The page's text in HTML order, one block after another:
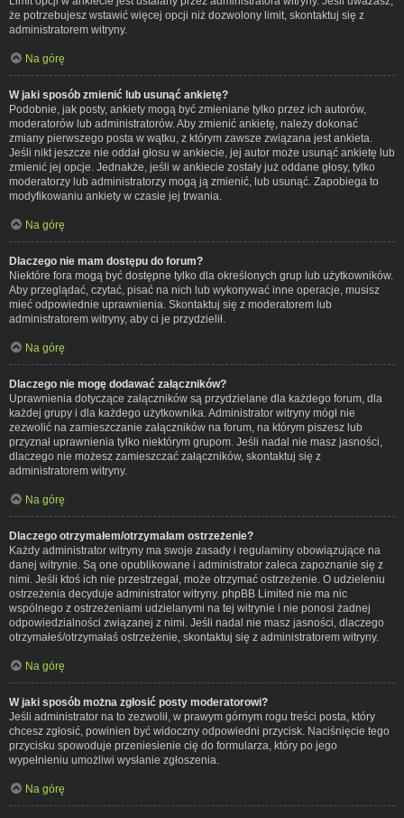
że potrzebujesz wstawić więcej opcji niż dozwolony limit, skontaktuj się z
administratorem witryny.
Na górę
W jaki sposób zmienić lub usunąć ankietę?
Podobnie, jak posty, ankiety mogą być zmieniane tylko przez ich autorów,
moderatorów lub administratorów. Aby zmienić ankietę, należy dokonać
zmiany pierwszego posta w wątku, z którym zawsze związana jest ankieta.
Jeśli nikt jeszcze nie oddał głosu w ankiecie, jej autor może usunąć ankietę lub
zmienić jej opcje. Jednakże, jeśli w ankiecie zostały już oddane głosy, tylko
moderatorzy lub administratorzy mogą ją zmienić, lub usunąć. Zapobiega to
modyfikowaniu ankiety w czasie jej trwania.
Na górę
Dlaczego nie mam dostępu do forum?
Niektóre fora mogą być dostępne tylko dla określonych grup lub użytkowników.
Aby przeglądać, czytać, pisać na nich lub wykonywać inne operacje, musisz
mieć odpowiednie uprawnienia. Skontaktuj się z moderatorem lub
administratorem witryny, aby ci je przydzielił.
Na górę
Dlaczego nie mogę dodawać załączników?
Uprawnienia dotyczące załączników są przydzielane dla każdego forum, dla
każdej grupy i dla każdego użytkownika. Administrator witryny mógł nie
zezwolić na zamieszczanie załączników na forum, na którym piszesz lub
przyznał uprawnienia tylko niektórym grupom. Jeśli nadal nie masz jasności,
dlaczego nie możesz zamieszczać załączników, skontaktuj się z
administratorem witryny.
Na górę
Dlaczego otrzymałem/otrzymałam ostrzeżenie?
Każdy administrator witryny ma swoje zasady i regulaminy obowiązujące na
danej witrynie. Są one opublikowane i administrator zaleca zapoznanie się z
nimi. Jeśli ktoś ich nie przestrzegał, może otrzymać ostrzeżenie. O udzieleniu
ostrzeżenia decyduje administrator witryny. phpBB Limited nie ma nic
wspólnego z ostrzeżeniami udzielanymi na tej witrynie i nie ponosi żadnej
odpowiedzialności związanej z nimi. Jeśli nadal nie masz jasności, dlaczego
otrzymałeś/otrzymałaś ostrzeżenie, skontaktuj się z administratorem witryny.
Na górę
W jaki sposób można zgłosić posty moderatorowi?
Jeśli administrator na to zezwolił, w prawym górnym rogu treści posta, który
chcesz zgłosić, powinien być widoczny odpowiedni przycisk. Naciśnięcie tego
przycisku spowoduje przeniesienie cię do formularza, który po jego
wypełnieniu umożliwi wysłanie zgłoszenia.
Na górę